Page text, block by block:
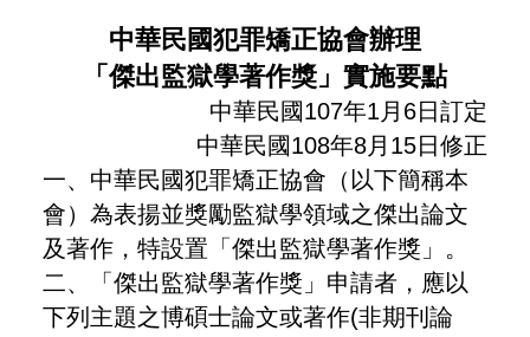
中華民國犯罪矯正協會辦理
「傑出監獄學著作獎」實施要點
中華民國107年1月6日訂定
中華民國108年8月15日修正
一、中華民國犯罪矯正協會（以下簡稱本
會）為表揚並獎勵監獄學領域之傑出論文
及著作，特設置「傑出監獄學著作獎」。
二、「傑出監獄學著作獎」申請者，應以
下列主題之博碩士論文或著作(非期刊論